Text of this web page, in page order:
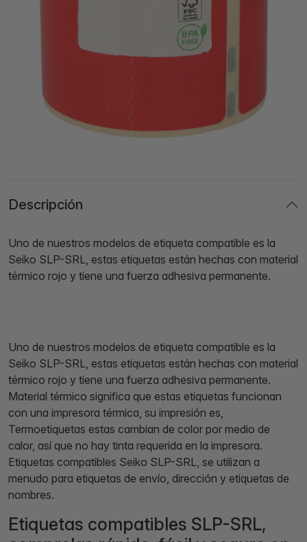
Descripción
Uno de nuestros modelos de etiqueta compatible es la
Seiko SLP-SRL, estas etiquetas están hechas con material
térmico rojo y tiene una fuerza adhesiva permanente.
Uno de nuestros modelos de etiqueta compatible es la
Seiko SLP-SRL, estas etiquetas están hechas con material
térmico rojo y tiene una fuerza adhesiva permanente.
Material térmico significa que estas etiquetas funcionan
con una impresora térmica, su impresión es,
Termoetiquetas estas cambian de color por medio de
calor, así que no hay tinta requerida en la impresora.
Etiquetas compatibles Seiko SLP-SRL, se utilizan a
menudo para etiquetas de envío, dirección y etiquetas de
nombres.
Etiquetas compatibles SLP-SRL,